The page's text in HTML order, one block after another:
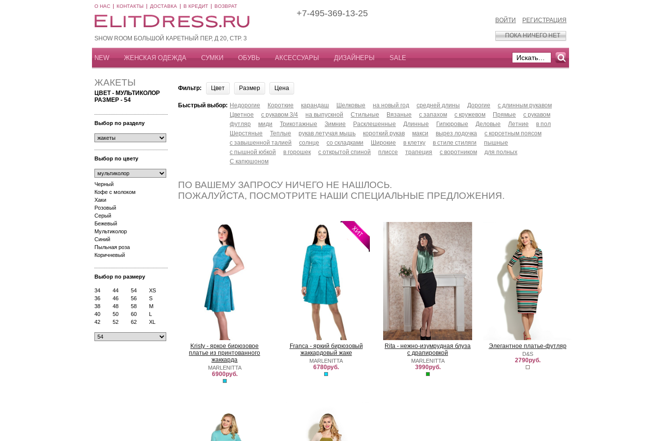
О НАС КОНТАКТЫ ДОСТАВКА В КРЕДИТ ВОЗВРАТ
SHOW ROOM БОЛЬШОЙ КАРЕТНЫЙ ПЕР, Д 20, СТР. 3
+7-495-369-13-25
ВОЙТИ РЕГИСТРАЦИЯ
ПОКА НИЧЕГО НЕТ
NEW ЖЕНСКАЯ ОДЕЖДА СУМКИ ОБУВЬ АКСЕССУАРЫ ДИЗАЙНЕРЫ SALE
ЖАКЕТЫ
ЦВЕТ - МУЛЬТИКОЛОР
РАЗМЕР - 54
Выбор по разделу
Выбор по цвету
Черный
Кофе с молоком
Хаки
Розовый
Серый
Бежевый
Мультиколор
Синий
Пыльная роза
Коричневый
Выбор по размеру
34 44 54
XS
36
46 56
S
38
48 58
M
40
50 60
L
42
52 62 XL
Фильтр: Цвет Размер Цена
Быстрый выбор: Недорогие Короткие карандаш Шелковые на новый год средней длины Дорогие
с длинным рукавом
Цветное
с рукавом 3/4 на выпускной Стильные Вязаные с запахом с кружевом Прямые
с рукавом
футляр
миди Трикотажные Зимние Расклешенные Длинные Гипюровые Деловые Летние
в пол
Шерстяные
Теплые рукав летучая мышь короткий рукав макси вырез лодочка
с корсетным поясом
с завышенной талией
солнце со складками Широкие в клетку в стиле стиляги
пышные
с пышной юбкой
в горошек с открытой спиной плиссе трапеция с воротником
для полных
С капюшоном
ПО ВАШЕМУ ЗАПРОСУ НИЧЕГО НЕ НАШЛОСЬ.
ПОЖАЛУЙСТА, ПОСМОТРИТЕ НАШИ СПЕЦИАЛЬНЫЕ ПРЕДЛОЖЕНИЯ.
Kristy - яркое бирюзовое
платье из принтованного
жаккарда
MARLENITTA
6900руб.
Franca - яркий бирюзовый
жаккардовый жаке
MARLENITTA
6780руб.
Rita - нежно-изумрудная блуза
с драпировкой
MARLENITTA
3990руб.
Элегантное платье-футляр
D&S
2790руб.